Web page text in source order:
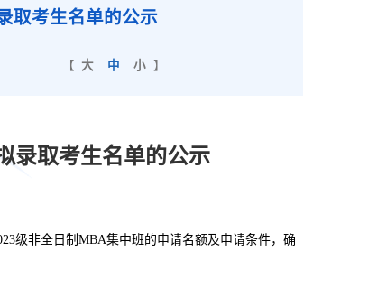
取考生名单的公示
【 大 中 小 】
录取考生名单的公示
3级非全日制 MBA集中班的申请名额及申请条件，确